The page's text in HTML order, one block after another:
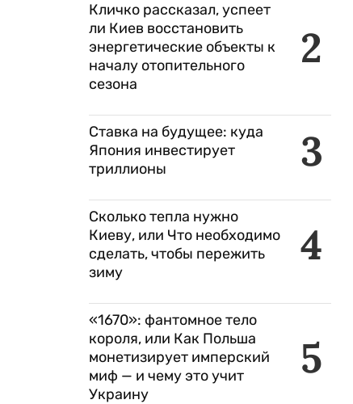
2
Кличко рассказал, успеет
ли Киев восстановить
энергетические объекты к
началу отопительного
сезона
3
Ставка на будущее: куда
Япония инвестирует
триллионы
4
Сколько тепла нужно
Киеву, или Что необходимо
сделать, чтобы пережить
зиму
5
«1670»: фантомное тело
короля, или Как Польша
монетизирует имперский
миф — и чему это учит
Украину